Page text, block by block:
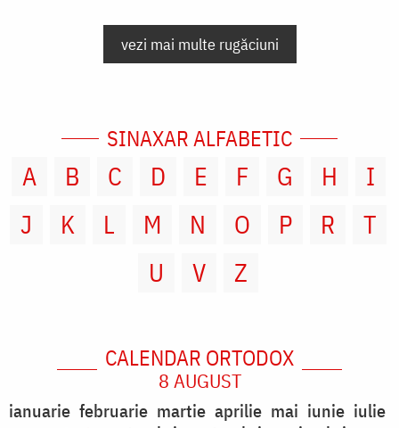
vezi mai multe rugăciuni
SINAXAR ALFABETIC
A B C D E F G H
I
J
K L M N O P R
T
U
V Z
CALENDAR ORTODOX
8 AUGUST
ianuarie februarie martie aprilie mai iunie iulie